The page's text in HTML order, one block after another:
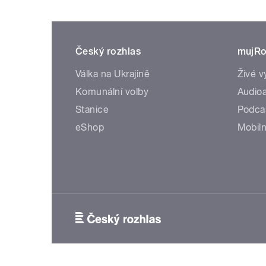
Český rozhlas
Válka na Ukrajině
Komunální volby
Stanice
eShop
Živé